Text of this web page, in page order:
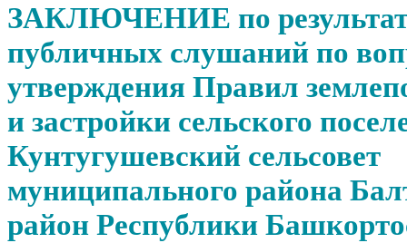
ЗАКЛЮЧЕНИЕ по
публичных слушаний по
утверждения Правил
и застройки сельского
Кунтугушевский сельсовет
муниципального района
район Республики